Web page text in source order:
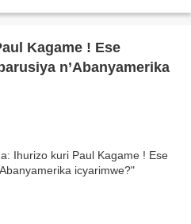
Kagame ! Ese
n’Abanyamerika